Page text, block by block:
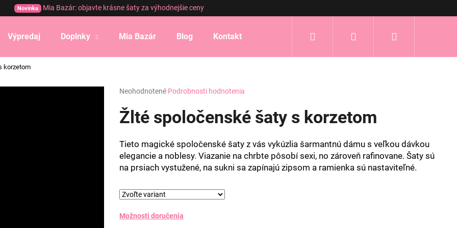
Novinka Mia Bazár: objavte krásne šaty za výhodnejšie ceny
Výpredaj Doplnky Mia Bazár Blog Kontakt Prihlásenie
korzetom
Priemerné
produktu
je
5
hviezdičiek.
Neohodnotené Podrobnosti hodnotenia
Žlté spoločenské šaty s korzetom
Tieto magické spoločenské šaty z vás vykúzlia šarmantnú dámu s veľkou dávkou
elegancie a noblesy. Viazanie na chrbte pôsobí sexi, no zároveň rafinovane. Šaty sú
na prsiach vystužené, na sukni sa zapínajú zipsom a ramienka sú nastaviteľné.
Možnosti doručenia
Čo potrebujete nájsť?
HĽADAŤ